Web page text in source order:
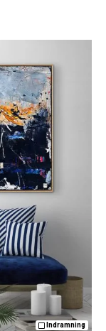
Indramning